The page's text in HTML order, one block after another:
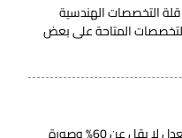
التخصصات الهندسية
التخصصات المتاحة على بعض